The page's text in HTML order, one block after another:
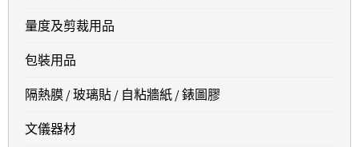
量度及剪裁用品
包裝用品
隔熱膜 / 玻璃貼 / 自粘牆紙 / 錶圖膠
文儀器材